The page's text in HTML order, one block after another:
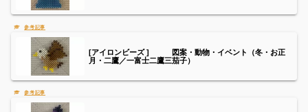
[アイロンビーズ ] 図案・動物・イベント（冬・お正
月・二鷹／一富士二鷹三茄子）